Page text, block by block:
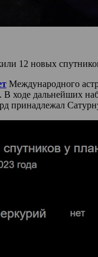
12 новых
Международного
ходе дальнейших
принадлежал